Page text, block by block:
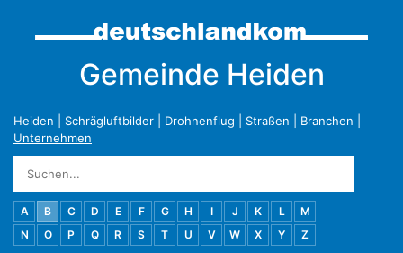
Gemeinde Heiden
Heiden Schrägluftbilder Drohnenflug Straßen Branchen
Unternehmen
A B C D E F G H I J K L
M
N
O P Q R S T U V W X Y Z